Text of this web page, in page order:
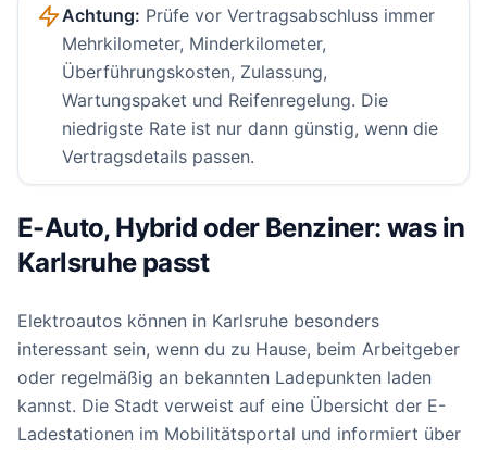
Achtung: Prüfe vor Vertragsabschluss immer
Mehrkilometer, Minderkilometer,
Überführungskosten, Zulassung,
Wartungspaket und Reifenregelung. Die
niedrigste Rate ist nur dann günstig, wenn die
Vertragsdetails passen.
E-Auto, Hybrid oder Benziner: was in
Karlsruhe passt
Elektroautos können in Karlsruhe besonders
interessant sein, wenn du zu Hause, beim Arbeitgeber
oder regelmäßig an bekannten Ladepunkten laden
kannst. Die Stadt verweist auf eine Übersicht der E-
Ladestationen im Mobilitätsportal und informiert über